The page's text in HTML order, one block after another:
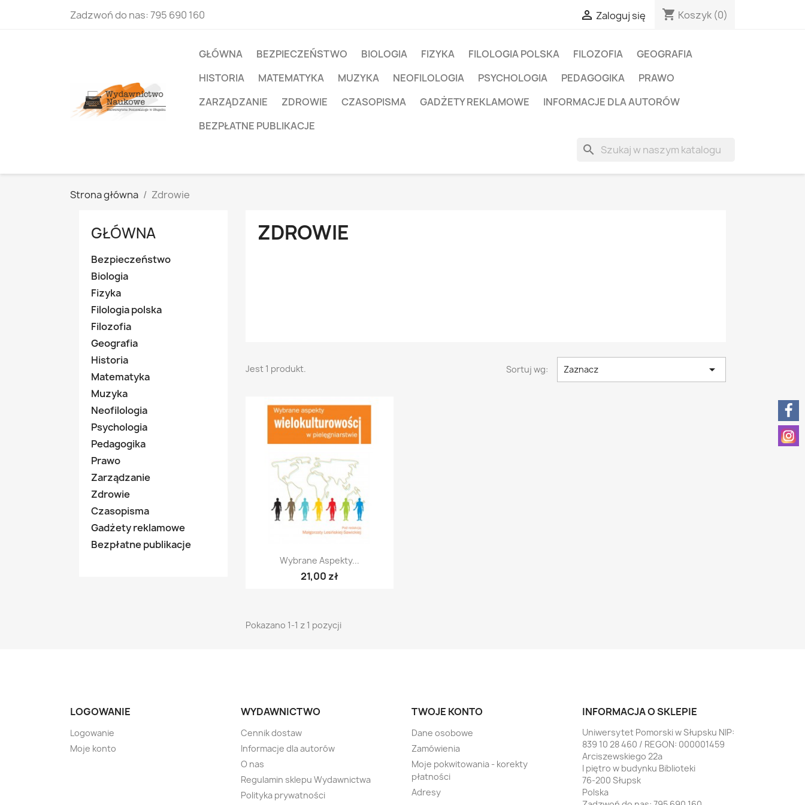
Zadzwoń do nas:795 690 160  Zaloguj się shopping_cart Koszyk (0)
GŁÓWNA BEZPIECZEŃSTWO BIOLOGIA FIZYKA FILOLOGIA POLSKA FILOZOFIA
GEOGRAFIA
HISTORIA
MATEMATYKA MUZYKA NEOFILOLOGIA PSYCHOLOGIA PEDAGOGIKA
PRAWO
ZARZĄDZANIE
ZDROWIE CZASOPISMA GADŻETY REKLAMOWE
INFORMACJE DLA AUTORÓW
BEZPŁATNE PUBLIKACJE
search
Strona główna Zdrowie
GŁÓWNA
Bezpieczeństwo
Biologia
Fizyka
Filologia polska
Filozofia
Geografia
Historia
Matematyka
Muzyka
Neofilologia
Psychologia
Pedagogika
Prawo
Zarządzanie
Zdrowie
Czasopisma
Gadżety reklamowe
Bezpłatne publikacje
ZDROWIE
Jest 1 produkt. Sortuj wg: Zaznacz 
Szybki podgląd
Wybrane Aspekty...
21,00 zł
Pokazano 1-1 z 1 pozycji
LOGOWANIE
Logowanie
Moje konto
WYDAWNICTWO
Cennik dostaw
Informacje dla autorów
O nas
Regulamin sklepu Wydawnictwa
Polityka prywatności
TWOJE KONTO
Dane osobowe
Zamówienia
Moje pokwitowania - korekty
płatności
Adresy
INFORMACJA O SKLEPIE
Uniwersytet Pomorski w Słupsku NIP:
839 10 28 460 / REGON: 000001459
Arciszewskiego 22a
I piętro w budynku Biblioteki
76-200 Słupsk
Polska